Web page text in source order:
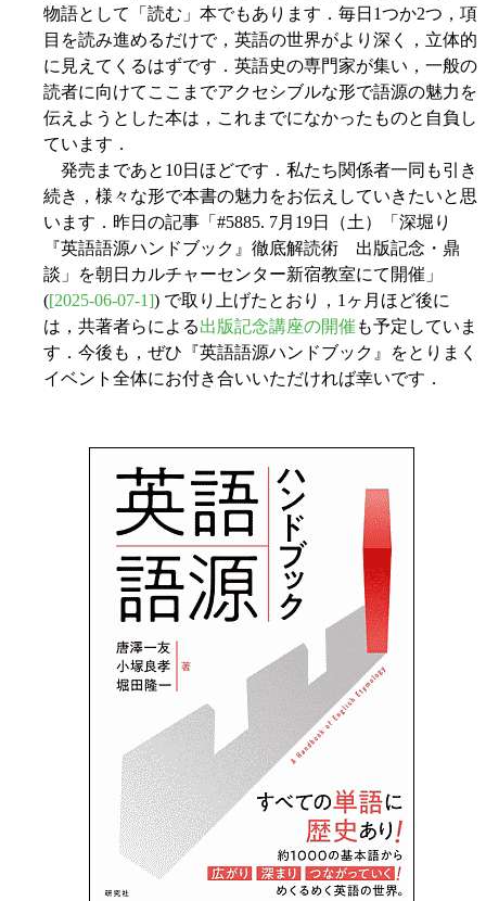
物語として「読む」本でもあります．毎日1つか2つ，項
目を読み進めるだけで，英語の世界がより深く，立体的
に見えてくるはずです．英語史の専門家が集い，一般の
読者に向けてここまでアクセシブルな形で語源の魅力を
伝えようとした本は，これまでになかったものと自負し
ています．
発売まであと10日ほどです．私たち関係者一同も引き
続き，様々な形で本書の魅力をお伝えしていきたいと思
います．昨日の記事「#5885. 7月19日（土）「深堀り
『英語語源ハンドブック』徹底解読術 出版記念・鼎
談」を朝日カルチャーセンター新宿教室にて開催」
([2025-06-07-1]) で取り上げたとおり，1ヶ月ほど後に
は，共著者らによる出版記念講座の開催 も予定していま
す．今後も，ぜひ『英語語源ハンドブック』をとりまく
イベント全体にお付き合いいただければ幸いです．